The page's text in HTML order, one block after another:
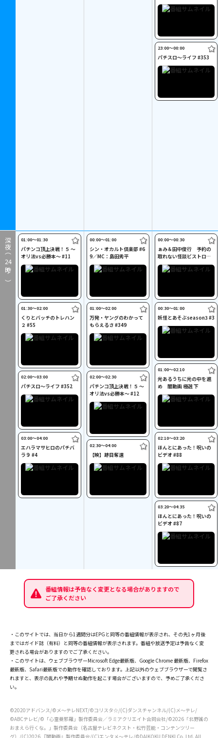
深夜（
24
時～）
23:00〜00:00
パチスロ～ライフ #353
01:00〜01:30
パチンコ頂上決戦！５ ～
オリ法vs必勝本～ #11
01:30〜02:00
くりとバッチのトレハン
２ #55
02:00〜03:00
パチスロ～ライフ #352
03:00〜04:00
エハラマサヒロのパチバ
ラ９ #4
00:00〜01:00
シン・オカルト倶楽部 #6
9／MC：島田秀平
01:00〜02:00
万発・ヤングのわかって
もらえるさ #349
02:00〜02:30
パチンコ頂上決戦！５ ～
オリ法vs必勝本～ #12
02:30〜04:00
【映】跡目奪還
00:00〜00:30
ぁみ＆田中俊行 予約の
取れない怪談ビストロ～
暁（あきら）～ #3
00:30〜01:00
妖怪とあそぶseason3 #3
01:00〜02:10
光あるうちに光の中を進
め 闇動画 極選 下
02:10〜03:20
ほんとにあった！呪いの
ビデオ #88
03:20〜04:35
ほんとにあった！呪いの
ビデオ #87
番組情報は予告なく変更となる場合がありますので
ご了承ください
・このサイトでは、当日から1週間分はEPGと同等の番組情報が表示され、その先1ヶ月後
まではガイド誌（有料）と同等の番組情報が表示されます。番組や放送予定は予告なく変
更される場合がありますのでご了承ください。
・このサイトは、ウェブブラウザーMicrosoft Edge最新版、Google Chrome 最新版、Firefox
最新版、Safari最新版での動作を確認しております。上記以外のウェブブラウザーで閲覧さ
れますと、表示の乱れや予期せぬ動作を起こす場合がございますので、予めご了承くださ
い。
©2020アドバンス/©メ～テレNEXT/©コリスタ☆/(C)ダンスチャンネル/(C)メ～テレ/
©ABCテレビ/©「心霊曼邪羅」製作委員会／ラミアクリエイト合同会社/©2026「北野誠の
おまえら行くな。」製作委員会（名古屋テレビネクスト・松竹芸能・コンテンツリー
グ）/(C)2026 『闇動画』製作委員会/(C)エンタメ～テレ/©DAIKOKU DENKI Co.,Ltd. All